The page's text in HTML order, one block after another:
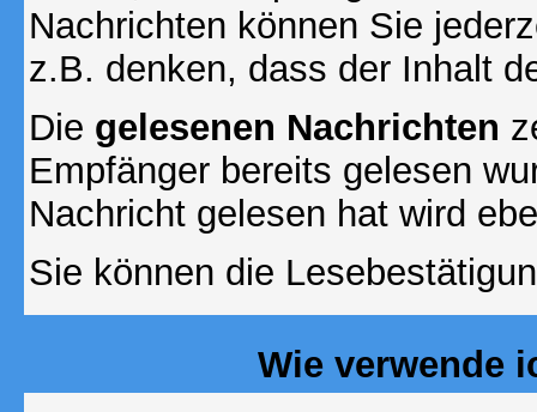
Nachrichten können Sie
z.B. denken, dass der Inhalt
Die gelesenen Nachrichten
Empfänger bereits gelesen
Nachricht gelesen hat wird
Sie können die
Wie verwende